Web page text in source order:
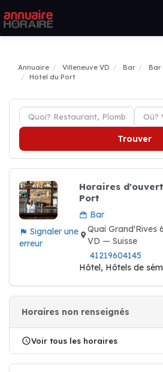
Annuaire Villeneuve VD Bar
Bar
Hôtel du Port
Trouver
Signaler une
erreur
Horaires
Port
Bar
Quai Grand'Rives
VD — Suisse
41219604145
Hôtel, Hôtels de
Horaires non renseignés
Voir tous les horaires